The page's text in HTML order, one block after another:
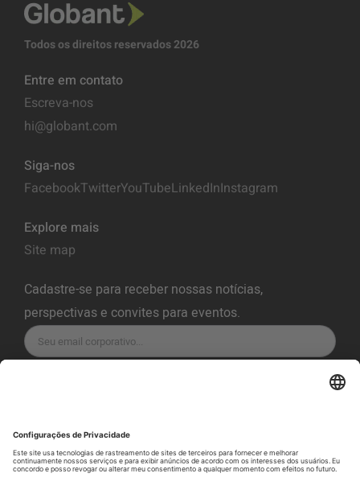
Todos os direitos reservados 2026
Entre em contato
Escreva-nos
hi@globant.com
Siga-nos
FacebookTwitterYouTubeLinkedInInstagram
Explore mais
Site map
Cadastre-se para receber nossas notícias,
perspectivas e convites para eventos.
Política de Privacidade